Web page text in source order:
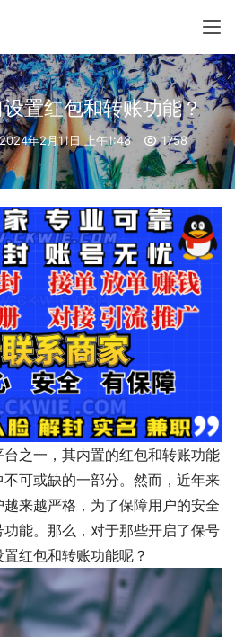
置红包和转账功能？
年2月11日 上午1:48 1758
之一，其内置的红包和转账功能
可或缺的一部分。然而，近年来
来越严格，为了保障用户的安全
能。那么，对于那些开启了保号
红包和转账功能呢？